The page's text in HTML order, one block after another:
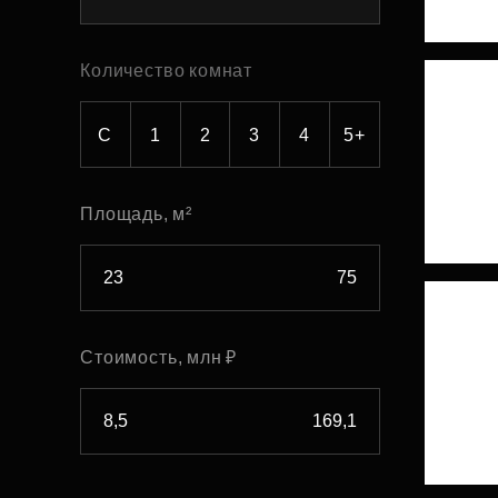
Рефинансирование
Количество комнат
С 1 2 3 4 5+
Площадь, м²
Стоимость, млн ₽